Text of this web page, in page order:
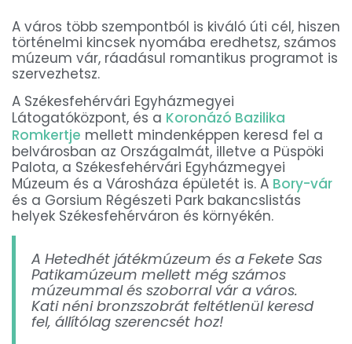
A város több szempontból is kiváló úti cél, hiszen
történelmi kincsek nyomába eredhetsz, számos
múzeum vár, ráadásul romantikus programot is
szervezhetsz.
A Székesfehérvári Egyházmegyei
Látogatóközpont, és a Koronázó Bazilika
Romkertje mellett mindenképpen keresd fel a
belvárosban az Országalmát, illetve a Püspöki
Palota, a Székesfehérvári Egyházmegyei
Múzeum és a Városháza épületét is. A Bory-vár
és a Gorsium Régészeti Park bakancslistás
helyek Székesfehérváron és környékén.
A Hetedhét játékmúzeum és a Fekete Sas
Patikamúzeum mellett még számos
múzeummal és szoborral vár a város.
Kati néni bronzszobrát feltétlenül keresd
fel, állítólag szerencsét hoz!